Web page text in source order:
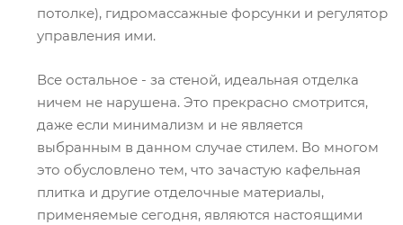
потолке), гидромассажные форсунки и регулятор
управления ими.
Все остальное - за стеной, идеальная отделка
ничем не нарушена. Это прекрасно смотрится,
даже если минимализм и не является
выбранным в данном случае стилем. Во многом
это обусловлено тем, что зачастую кафельная
плитка и другие отделочные материалы,
применяемые сегодня, являются настоящими